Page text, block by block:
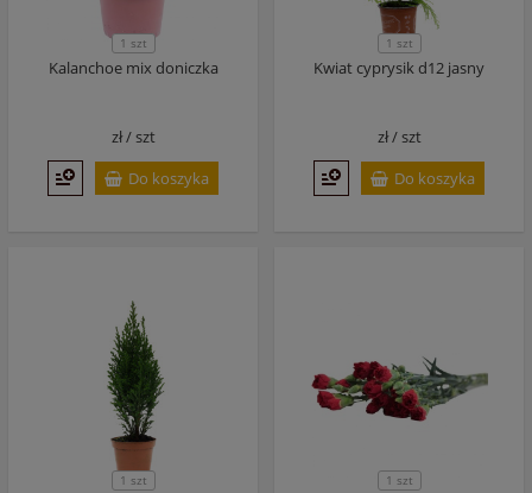
1 szt
Kalanchoe mix doniczka
zł /szt
Do koszyka
1 szt
Kwiat cyprysik d12 jasny
zł /szt
Do koszyka
1 szt 1 szt